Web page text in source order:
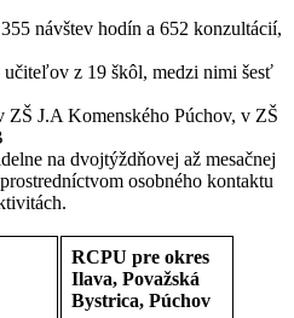
návštev hodín a 652 konzultácií,
z 19 škôl, medzi nimi šesť
J.A Komenského Púchov, v ZŠ
na dvojtýždňovej až mesačnej
osobného kontaktu
RCPU pre okres
Ilava, Považská
Bystrica, Púchov